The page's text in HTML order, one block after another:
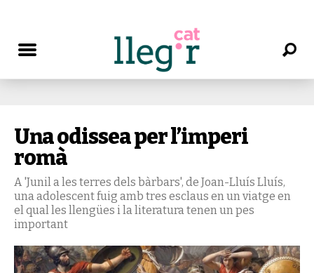
Una odissea per l’imperi
romà
A 'Junil a les terres dels bàrbars', de Joan-Lluís Lluís,
una adolescent fuig amb tres esclaus en un viatge en
el qual les llengües i la literatura tenen un pes
important